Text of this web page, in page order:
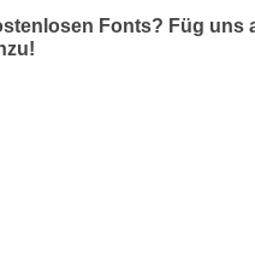
Fonts? Füg uns